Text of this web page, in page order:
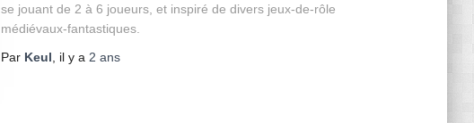
se jouant de 2 à 6 joueurs, et inspiré de divers jeux-de-rôle
médiévaux-fantastiques.
Par Keul , il y a 2 ans